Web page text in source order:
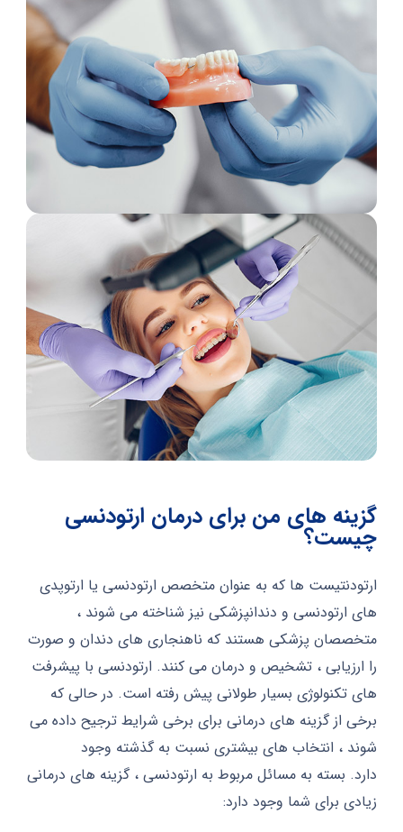
گزینه های من برای درمان ارتودنسی
چیست؟
ارتودنتیست ها که به عنوان متخصص ارتودنسی یا ارتوپدی
های ارتودنسی و دندانپزشکی نیز شناخته می شوند ،
متخصصان پزشکی هستند که ناهنجاری های دندان و صورت
را ارزیابی ، تشخیص و درمان می کنند. ارتودنسی با پیشرفت
های تکنولوژی بسیار طولانی پیش رفته است. در حالی که
برخی از گزینه های درمانی برای برخی شرایط ترجیح داده می
شوند ، انتخاب های بیشتری نسبت به گذشته وجود
دارد. بسته به مسائل مربوط به ارتودنسی ، گزینه های درمانی
زیادی برای شما وجود دارد: